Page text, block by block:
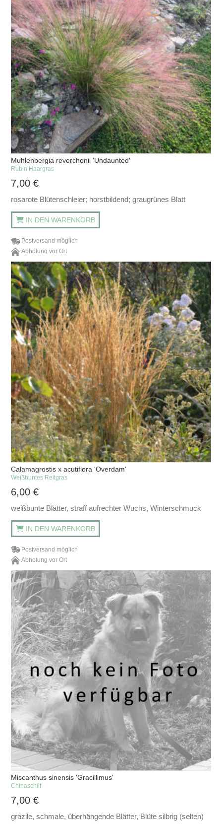
Muhlenbergia reverchonii 'Undaunted'
Rubin Haargras
7,00€
rosarote Blütenschleier; horstbildend; graugrünes Blatt
IN DEN WARENKORB
Postversand möglich
Abholung vor Ort
Calamagrostis x acutiflora 'Overdam'
Weißbuntes Reitgras
6,00€
weißbunte Blätter, straff aufrechter Wuchs, Winterschmuck
IN DEN WARENKORB
Postversand möglich
Abholung vor Ort
Miscanthus sinensis 'Gracillimus'
Chinaschilf
7,00€
grazile, schmale, überhängende Blätter, Blüte silbrig (selten)